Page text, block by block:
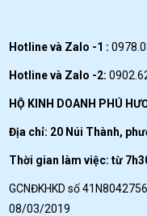
Hotline và Zalo -1 :
Hotline và Zalo -2:
HỘ KINH DOANH PHÚ
Địa chỉ: 20 Núi Thành,
Thời gian làm việc: từ
GCNĐKHKD số
08/03/2019